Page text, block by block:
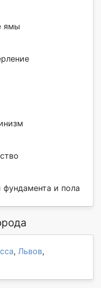
ямы
фундамента и пола
, Львов,